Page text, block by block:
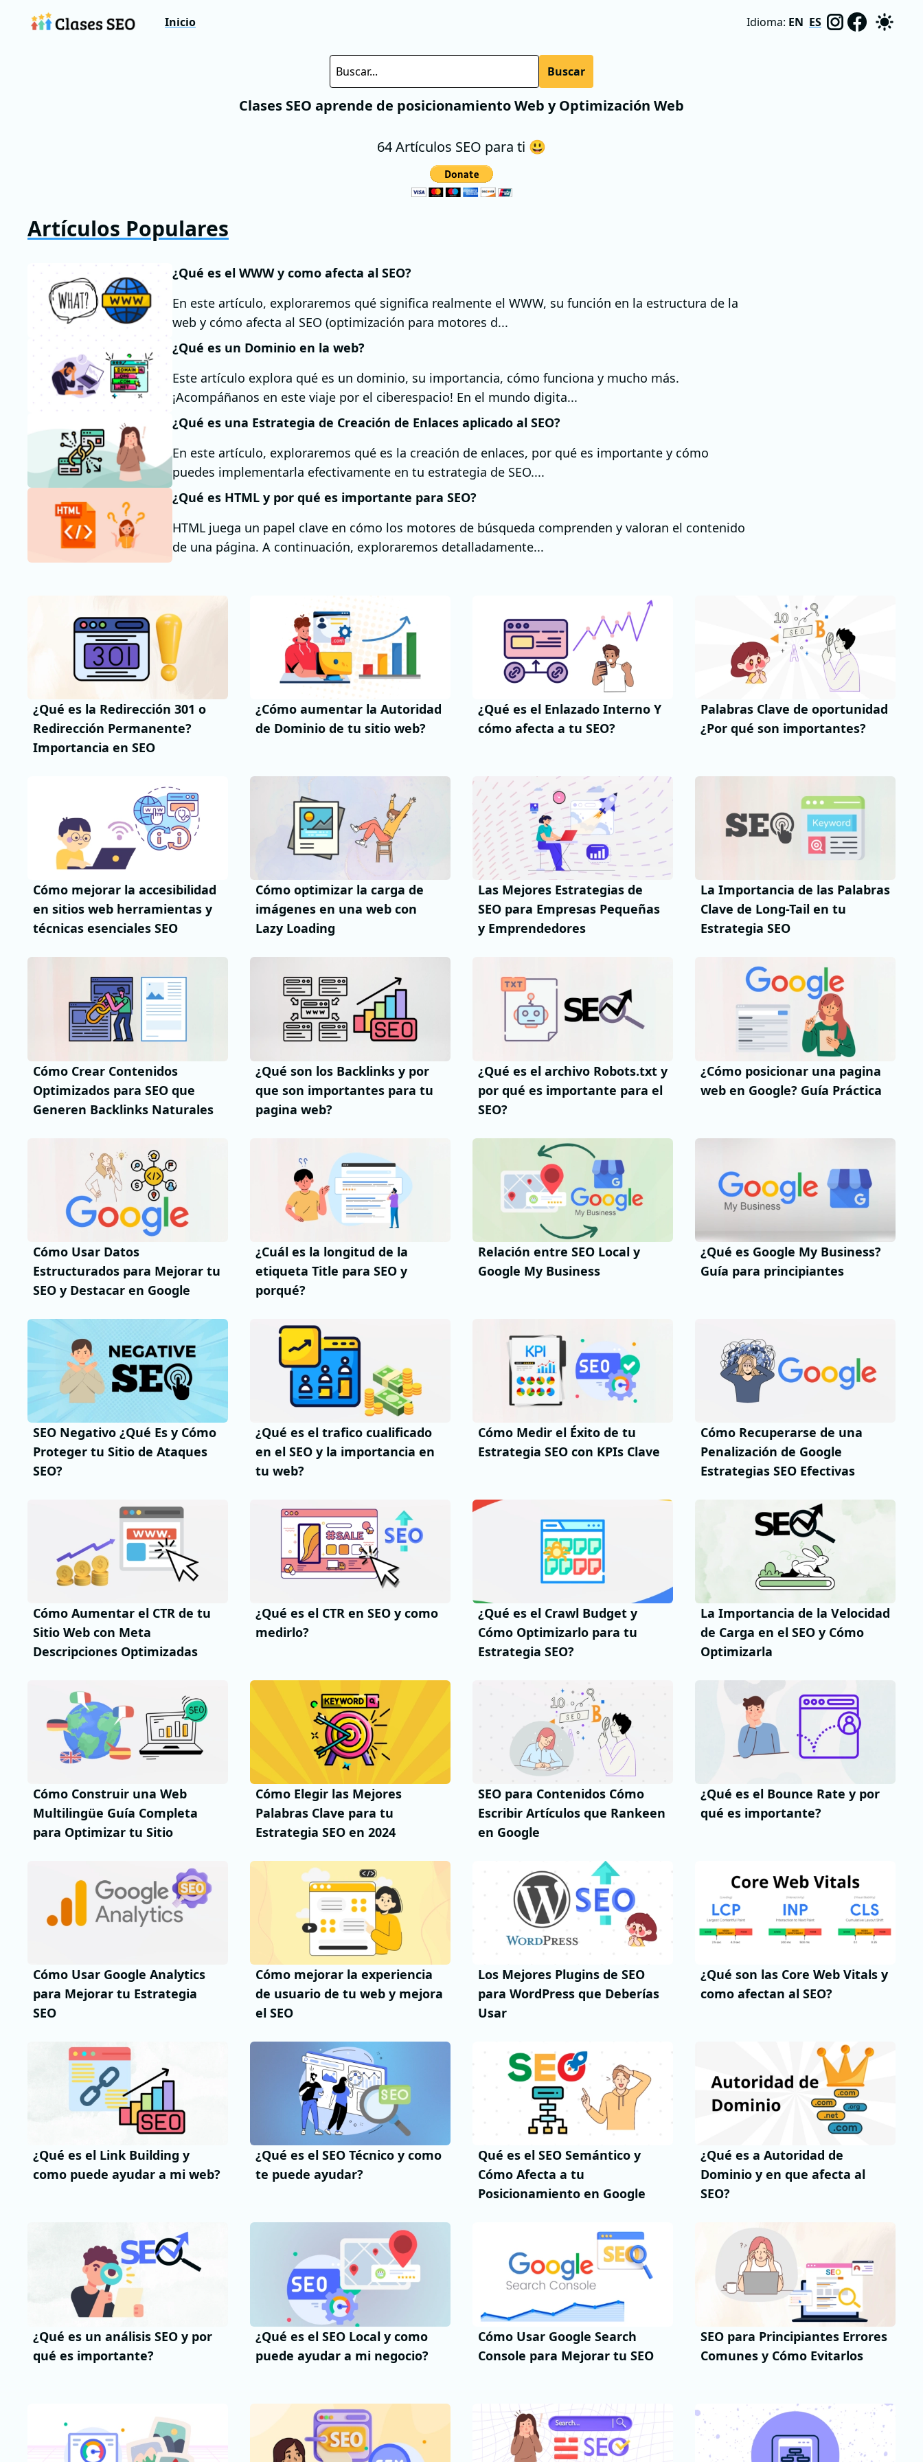
Inicio Idioma: EN ES
Buscar
Clases SEO aprende de posicionamiento Web y Optimización Web
64 Artículos SEO para ti 😃
Artículos Populares
¿Qué es el WWW y como afecta al SEO?
En este artículo, exploraremos qué significa realmente el WWW, su función en la estructura de la
web y cómo afecta al SEO (optimización para motores d...
¿Qué es un Dominio en la web?
Este artículo explora qué es un dominio, su importancia, cómo funciona y mucho más.
¡Acompáñanos en este viaje por el ciberespacio! En el mundo digita...
¿Qué es una Estrategia de Creación de Enlaces aplicado al SEO?
En este artículo, exploraremos qué es la creación de enlaces, por qué es importante y cómo
puedes implementarla efectivamente en tu estrategia de SEO....
¿Qué es HTML y por qué es importante para SEO?
HTML juega un papel clave en cómo los motores de búsqueda comprenden y valoran el contenido
de una página. A continuación, exploraremos detalladamente...
¿Qué es la Redirección 301 o
Redirección Permanente?
Importancia en SEO
¿Cómo aumentar la Autoridad
de Dominio de tu sitio web?
¿Qué es el Enlazado Interno Y
cómo afecta a tu SEO?
Palabras Clave de oportunidad
¿Por qué son importantes?
Cómo mejorar la accesibilidad
en sitios web herramientas y
técnicas esenciales SEO
Cómo optimizar la carga de
imágenes en una web con
Lazy Loading
Las Mejores Estrategias de
SEO para Empresas Pequeñas
y Emprendedores
La Importancia de las Palabras
Clave de Long-Tail en tu
Estrategia SEO
Cómo Crear Contenidos
Optimizados para SEO que
Generen Backlinks Naturales
¿Qué son los Backlinks y por
que son importantes para tu
pagina web?
¿Qué es el archivo Robots.txt y
por qué es importante para el
SEO?
¿Cómo posicionar una pagina
web en Google? Guía Práctica
Cómo Usar Datos
Estructurados para Mejorar tu
SEO y Destacar en Google
¿Cuál es la longitud de la
etiqueta Title para SEO y
porqué?
Relación entre SEO Local y
Google My Business
¿Qué es Google My Business?
Guía para principiantes
SEO Negativo ¿Qué Es y Cómo
Proteger tu Sitio de Ataques
SEO?
¿Qué es el trafico cualificado
en el SEO y la importancia en
tu web?
Cómo Medir el Éxito de tu
Estrategia SEO con KPIs Clave
Cómo Recuperarse de una
Penalización de Google
Estrategias SEO Efectivas
Cómo Aumentar el CTR de tu
Sitio Web con Meta
Descripciones Optimizadas
¿Qué es el CTR en SEO y como
medirlo?
¿Qué es el Crawl Budget y
Cómo Optimizarlo para tu
Estrategia SEO?
La Importancia de la Velocidad
de Carga en el SEO y Cómo
Optimizarla
Cómo Construir una Web
Multilingüe Guía Completa
para Optimizar tu Sitio
Cómo Elegir las Mejores
Palabras Clave para tu
Estrategia SEO en 2024
SEO para Contenidos Cómo
Escribir Artículos que Rankeen
en Google
¿Qué es el Bounce Rate y por
qué es importante?
Cómo Usar Google Analytics
para Mejorar tu Estrategia
SEO
Cómo mejorar la experiencia
de usuario de tu web y mejora
el SEO
Los Mejores Plugins de SEO
para WordPress que Deberías
Usar
¿Qué son las Core Web Vitals y
como afectan al SEO?
¿Qué es el Link Building y
como puede ayudar a mi web?
¿Qué es el SEO Técnico y como
te puede ayudar?
Qué es el SEO Semántico y
Cómo Afecta a tu
Posicionamiento en Google
¿Qué es a Autoridad de
Dominio y en que afecta al
SEO?
¿Qué es un análisis SEO y por
qué es importante?
¿Qué es el SEO Local y como
puede ayudar a mi negocio?
Cómo Usar Google Search
Console para Mejorar tu SEO
SEO para Principiantes Errores
Comunes y Cómo Evitarlos